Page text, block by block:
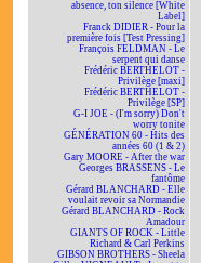
absence, ton silence [White
Label]
Franck DIDIER - Pour la
première fois [Test Pressing]
François FELDMAN - Le
serpent qui danse
Frédéric BERTHELOT -
Privilège [maxi]
Frédéric BERTHELOT -
Privilège [SP]
G-I JOE - (I'm sorry) Don't
worry tonite
GÉNÉRATION 60 - Hits des
années 60 (1 & 2)
Gary MOORE - After the war
Georges BRASSENS - Le
fantôme
Gérard BLANCHARD - Elle
voulait revoir sa Normandie
Gérard BLANCHARD - Rock
Amadour
GIANTS OF ROCK - Little
Richard & Carl Perkins
GIBSON BROTHERS - Sheela